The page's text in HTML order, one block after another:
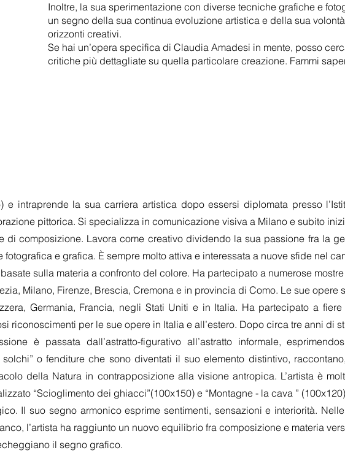
Inoltre, la sua sperimentazione con diverse tecniche grafiche e
un segno della sua continua evoluzione artistica e della sua
orizzonti creativi.
Se hai un’opera specifica di Claudia Amadesi in mente, posso
critiche più dettagliate su quella particolare creazione. Fammi
intraprende la sua carriera artistica dopo essersi diplomata presso
pittorica. Si specializza in comunicazione visiva a Milano e subito
di composizione. Lavora come creativo dividendo la sua passione fra la
e grafica. È sempre molto attiva e interessata a nuove sfide nel
sulla materia a confronto del colore. Ha partecipato a numerose
Milano, Firenze, Brescia, Cremona e in provincia di Como. Le sue opere
Germania, Francia, negli Stati Uniti e in Italia. Ha partecipato a
riconoscimenti per le sue opere in Italia e all’estero. Dopo circa tre anni di
è passata dall’astratto-figurativo all’astratto informale,
o fenditure che sono diventati il suo elemento distintivo,
della Natura in contrapposizione alla visione antropica. L’artista è
“Scioglimento dei ghiacci”(100x150) e “Montagne - la cava ”
Il suo segno armonico esprime sentimenti, sensazioni e interiorità.
l’artista ha raggiunto un nuovo equilibrio fra composizione e materia
il segno grafico.